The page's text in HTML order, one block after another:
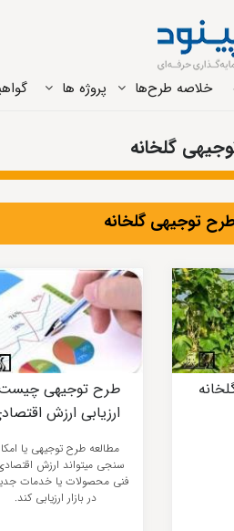
خلاصه طرح‌ها پروژه ‌ها
گلخانه
توجیهی گلخانه
طرح توجیهی
ارزیابی ارزش
مطالعه طرح توجیهی یا
سنجی میتواند ارزش
فنی محصولات یا خدمات
در بازار ارزیابی کند.